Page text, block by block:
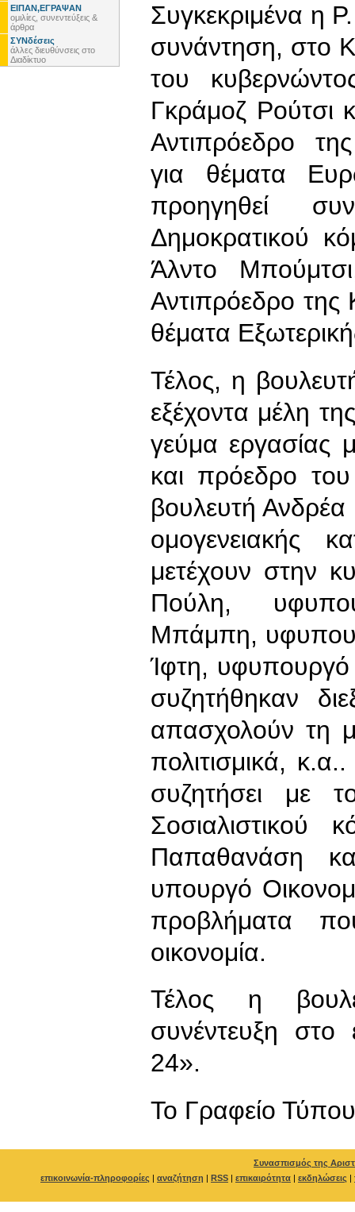
ΕΙΠΑΝ,ΕΓΡΑΨΑΝ
ομιλίες, συνεντεύξεις &
άρθρα
ΣΥΝδέσεις
άλλες διευθύνσεις στο
Διαδίκτυο
Συγκεκριμένα η
συνάντηση, στο
του
Γκράμοζ Ρούτσι
Αντιπρόεδρο
για θέματα
προηγηθεί
Δημοκρατικού
Άλντο
Αντιπρόεδρο της
θέματα
Τέλος, η
εξέχοντα μέλη
γεύμα εργασίας
και πρόεδρο
βουλευτή
ομογενειακής
μετέχουν στην
Πούλη,
Μπάμπη,
Ίφτη, υφυπουργό
συζητήθηκαν
απασχολούν τη
πολιτισμικά,
συζητήσει με
Σοσιαλιστικού
Παπαθανάση
υπουργό
προβλήματα
οικονομία.
Τέλος η
συνέντευξη στο
24».
To Γραφείο Τύπου
Συνασπισμός της
επικοινωνία-πληροφορίες | αναζήτηση | RSS | επικαιρότητα | εκδηλώσεις |